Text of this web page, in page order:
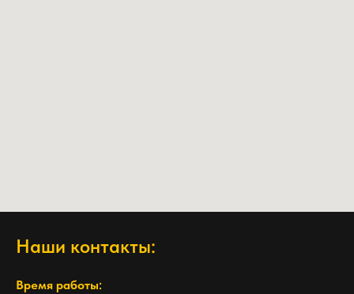
Наши контакты:
Время работы: